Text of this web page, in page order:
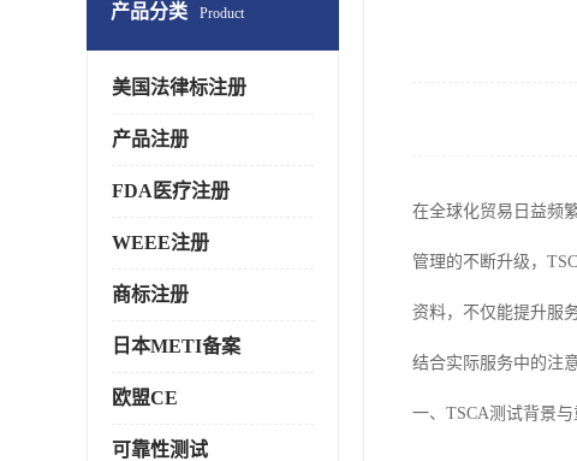
产品分类 Product
美国法律标注册
产品注册
FDA医疗注册
WEEE注册
商标注册
日本METI备案
欧盟CE
可靠性测试
在全球化贸易日益频
管理的不断升级，
资料，不仅能提升服
结合实际服务中的注
一、TSCA测试背景与